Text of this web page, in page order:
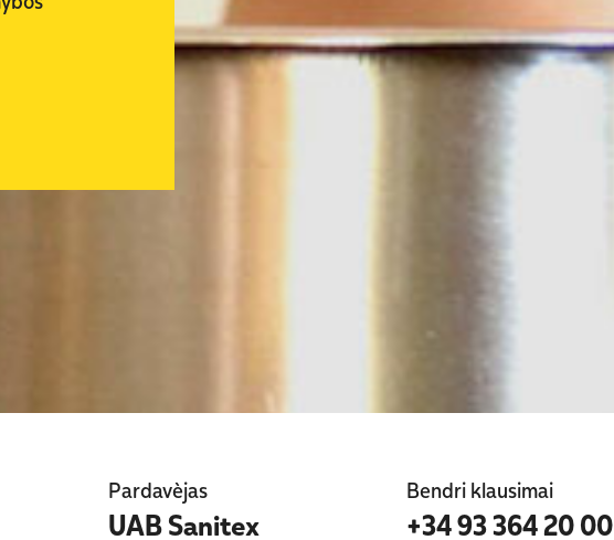
Pardavèjas
UAB Sanitex
Bendri klausimai
+34 93 364 20 00